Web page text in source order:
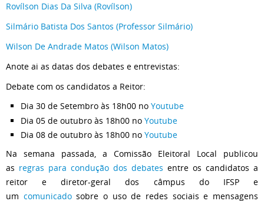
Rovílson Dias Da Silva (Rovílson)
Silmário Batista Dos Santos (Professor Silmário)
Wilson De Andrade Matos (Wilson Matos)
Anote ai as datas dos debates e entrevistas:
Debate com os candidatos a Reitor:
Dia 30 de Setembro às 18h00 no Youtube
Dia 05 de outubro às 18h00 no Youtube
Dia 08 de outubro às 18h00 no Youtube
Na semana passada, a Comissão Eleitoral Local publicou
as regras para condução dos debates entre os candidatos a
reitor e diretor-geral dos câmpus do IFSP e
um comunicadosobre o uso de redes sociais e mensagens